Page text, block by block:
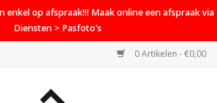
enkel op afspraak!!! Maak online een afspraak via
Diensten > Pasfoto's
0 Artikelen - €0,00